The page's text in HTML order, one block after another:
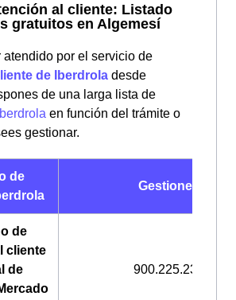
al cliente: Listado
gratuitos en Algemesí
atendido por el servicio de
de Iberdrola desde
de una larga lista de
en función del trámite o
gestionar.
de
Gestiones
de
cliente
de
900.225.235